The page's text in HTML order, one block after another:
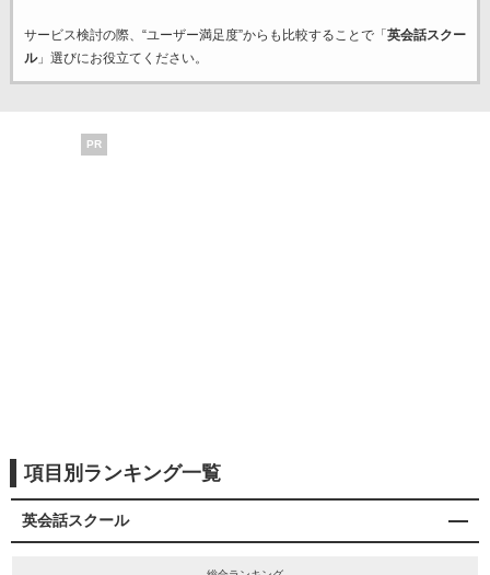
サービス検討の際、“ユーザー満足度”からも比較することで「 英会話スクー
ル」選びにお役立てください。
PR
項目別ランキング一覧
英会話スクール